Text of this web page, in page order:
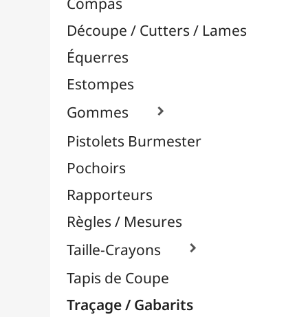
Pochoirs
Rapporteurs
Règles / Mesures
Taille-Crayons

Tapis de Coupe
Traçage / Gabarits
Body-Paint / Maquillage
Bombes & Feutres à Peinture
Céramique / Poterie
Chevalets & Accrochage
Enfants / Scolaire
Esquisse & Dessin
Librairie / Livres
Loisirs Créatifs